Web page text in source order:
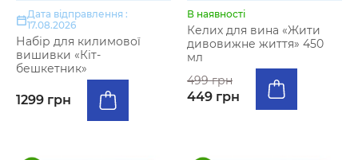
Дата відправлення :
17.08.2026
Набір для килимової
вишивки «Кіт-
бешкетник»
1299 грн
В наявності
Келих для вина «Жити
дивовижне життя» 450
мл
499 грн
449 грн